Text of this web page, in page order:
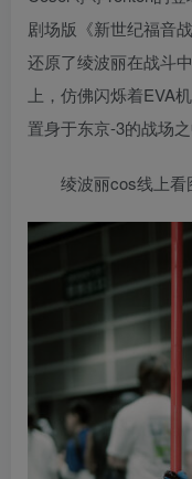
剧场版《新世纪福音
还原了绫波丽在战斗
上，仿佛闪烁着EVA
置身于东京-3的战场之
绫波丽cos线上看